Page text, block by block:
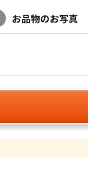
お品物のお写真